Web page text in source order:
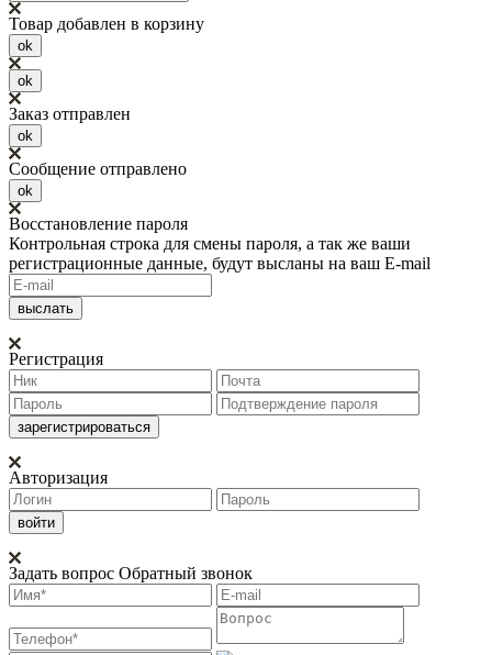
Товар добавлен в корзину
ok
ok
Заказ отправлен
ok
Сообщение отправлено
ok
Восстановление пароля
Контрольная строка для смены пароля, а так же ваши
регистрационные данные, будут высланы на ваш E-mail
Регистрация
Авторизация
Задать вопрос Обратный звонок